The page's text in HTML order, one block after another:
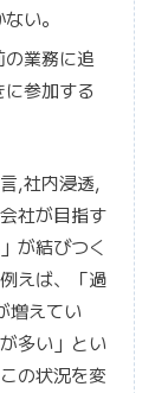
い。
の業務に追
参加する
,社内浸透,
社が目指す
が結びつく
えば、「過
増えてい
多い」とい
の状況を変